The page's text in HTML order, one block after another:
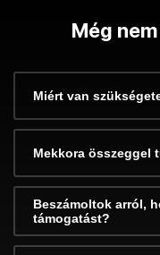
Még
Miért van
Mekkora összeggel
Beszámoltok arról,
támogatást?